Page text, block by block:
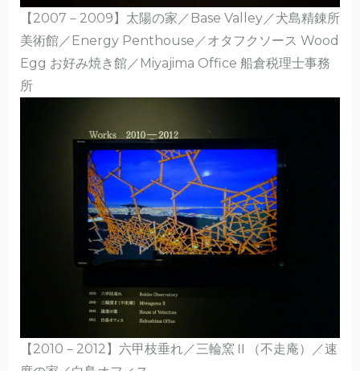
【2007－2009】太陽の家／Base Valley／犬島精錬所
美術館／Energy Penthouse／オタフクソース Wood
Egg お好み焼き館／Miyajima Office 船倉税理士事務
所
【2010－2012】六甲枝垂れ／三輪窯Ⅱ（不走庵）／速